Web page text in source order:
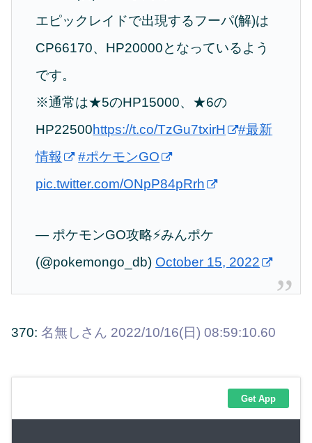
エピックレイドで出現するフーパ(解)は
CP66170、HP20000となっているよう
です。
※通常は★5のHP15000、★6の
HP22500https://t.co/TzGu7txirH
#最新
情報
#ポケモンGO
pic.twitter.com/ONpP84pRrh
— ポケモンGO攻略⚡みんポケ
(@pokemongo_db) October 15, 2022
370: 名無しさん 2022/10/16(日) 08:59:10.60